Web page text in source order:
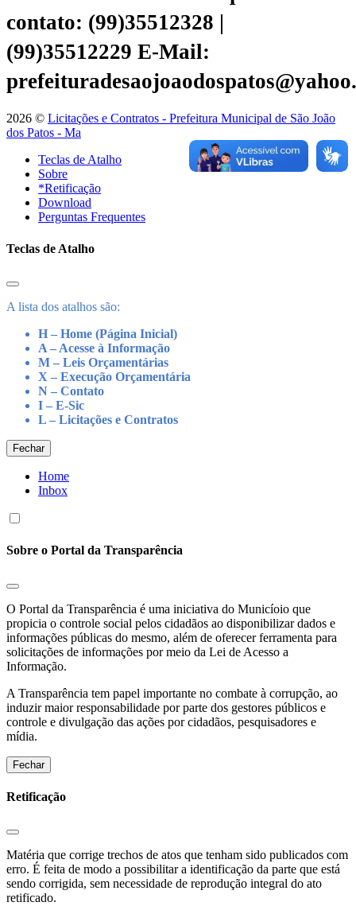
contato: (99)35512328 |
(99)35512229 E-Mail:
2026 © Licitações e Contratos - Prefeitura Municipal de São João
dos Patos - Ma
Teclas de Atalho
Sobre
*Retificação
Download
Perguntas Frequentes
Teclas de Atalho
A lista dos atalhos são:
H – Home (Página Inicial)
A – Acesse à Informação
M – Leis Orçamentárias
X – Execução Orçamentária
N – Contato
I – E-Sic
L – Licitações e Contratos
Fechar
Home
Inbox
Sobre o Portal da Transparência
O Portal da Transparência é uma iniciativa do Municíoio que
propicia o controle social pelos cidadãos ao disponibilizar dados e
informações públicas do mesmo, além de oferecer ferramenta para
solicitações de informações por meio da Lei de Acesso a
Informação.
A Transparência tem papel importante no combate à corrupção, ao
induzir maior responsabilidade por parte dos gestores públicos e
controle e divulgação das ações por cidadãos, pesquisadores e
mídia.
Fechar
Retificação
Matéria que corrige trechos de atos que tenham sido publicados com
erro. É feita de modo a possibilitar a identificação da parte que está
sendo corrigida, sem necessidade de reprodução integral do ato
retificado.